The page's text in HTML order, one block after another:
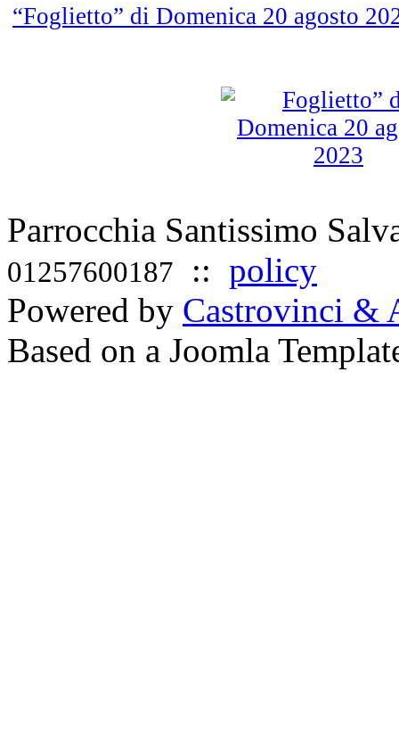
“Foglietto” di Domenica 20 agosto
Parrocchia Santissimo
01257600187 :: policy
Powered by Castrovinci &
Based on a Joomla